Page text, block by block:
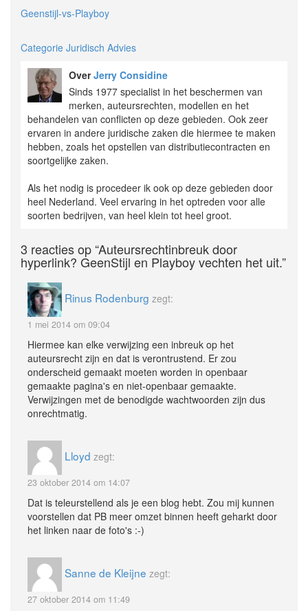
Geenstijl-vs-Playboy
Categorie Juridisch Advies
OverJerry Considine
Sinds 1977 specialist in het beschermen van
merken, auteursrechten, modellen en het
behandelen van conflicten op deze gebieden. Ook zeer
ervaren in andere juridische zaken die hiermee te maken
hebben, zoals het opstellen van distributiecontracten en
soortgelijke zaken.
Als het nodig is procedeer ik ook op deze gebieden door
heel Nederland. Veel ervaring in het optreden voor alle
soorten bedrijven, van heel klein tot heel groot.
3 reacties op“Auteursrechtinbreuk door
hyperlink? GeenStijl en Playboy vechten het uit.”
Rinus Rodenburg zegt:
1 mei 2014 om 09:04
Hiermee kan elke verwijzing een inbreuk op het
auteursrecht zijn en dat is verontrustend. Er zou
onderscheid gemaakt moeten worden in openbaar
gemaakte pagina's en niet-openbaar gemaakte.
Verwijzingen met de benodigde wachtwoorden zijn dus
onrechtmatig.
Lloyd zegt:
23 oktober 2014 om 14:07
Dat is teleurstellend als je een blog hebt. Zou mij kunnen
voorstellen dat PB meer omzet binnen heeft geharkt door
het linken naar de foto's :-)
Sanne de Kleijne zegt:
27 oktober 2014 om 11:49